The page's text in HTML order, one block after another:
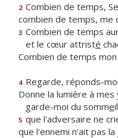
2 Combien de temps,
combien de temps, me
3 Combien de temps
et le cœur attristé
Combien de temps
4 Regarde, réponds-
Donne la lumière à mes
garde-moi du somme
5 que l'adversaire ne
que l'ennemi n'ait pas la